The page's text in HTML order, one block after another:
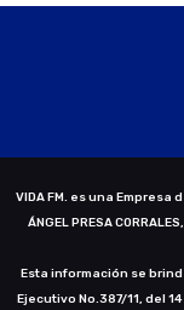
VIDA FM. es una
ÁNGEL PRESA
Esta información se
Ejecutivo No.387/11, del